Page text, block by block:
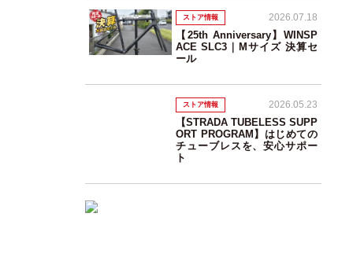
ストア情報 2026.07.18
【25th Anniversary】WINSP
ACE SLC3｜Mサイズ 決算セ
ール
ストア情報 2026.05.23
【STRADA TUBELESS SUPP
ORT PROGRAM】はじめての
チューブレスを、安心サポー
ト